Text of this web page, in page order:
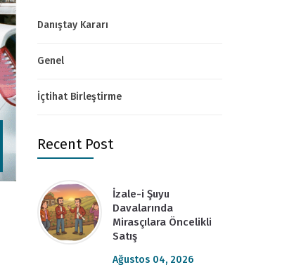
Danıştay Kararı
Genel
İçtihat Birleştirme
Recent Post
İzale-i Şuyu
Davalarında
Mirasçılara Öncelikli
Satış
Ağustos 04, 2026